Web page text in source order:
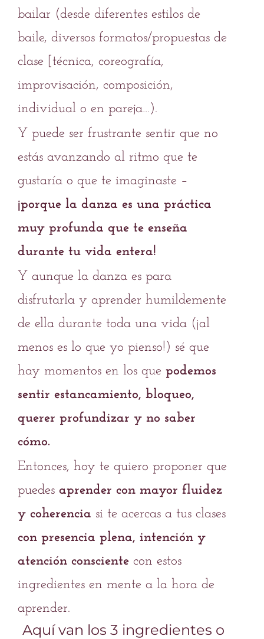
bailar (desde diferentes estilos de
baile, diversos formatos/propuestas de
clase [técnica, coreografía,
improvisación, composición,
individual o en pareja…).
Y puede ser frustrante sentir que no
estás avanzando al ritmo que te
gustaría o que te imaginaste –
¡porque la danza es una práctica
muy profunda que te enseña
durante tu vida entera!
Y aunque la danza es para
disfrutarla y aprender humildemente
de ella durante toda una vida (¡al
menos es lo que yo pienso!) sé que
hay momentos en los que podemos
sentir estancamiento, bloqueo,
querer profundizar y no saber
cómo.
Entonces, hoy te quiero proponer que
puedes aprender con mayor fluidez
y coherencia si te acercas a tus clases
con presencia plena, intención y
atención consciente con estos
ingredientes en mente a la hora de
aprender.
Aquí van los 3 ingredientes o